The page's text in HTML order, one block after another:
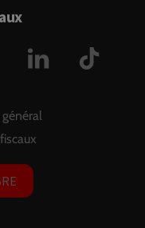
Facebook LinkedIn